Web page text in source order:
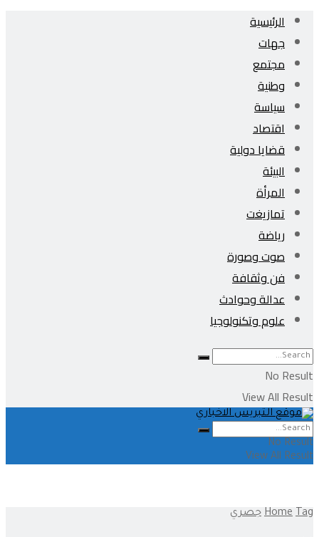
الرئيسية
جهات
مجتمع
وطنية
سياسة
اقتصاد
قضايا دولية
البيئة
المرأة
تمازيغت
رياضة
صوت وصورة
فن وثقافة
عدالة وحوادث
علوم وتكنولوجيا
No Result
View All Result
No Result
View All Result
Home Tag جصري